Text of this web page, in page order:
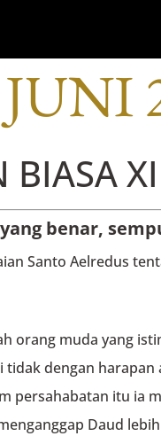
BIASA
benar,
Santo Aelredus
orang muda yang
tidak dengan
persahabatan itu ia
Daud